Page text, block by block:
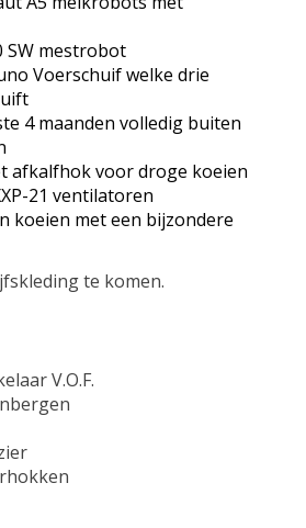
SW mestrobot
Voerschuif welke drie
4 maanden volledig buiten
afkalfhok voor droge koeien
21 ventilatoren
koeien met een bijzondere
te komen.
V.O.F.